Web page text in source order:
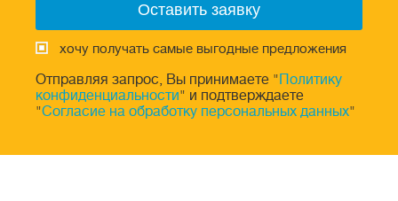
хочу получать самые выгодные предложения
Отправляя запрос, Вы принимаете "Политику
конфиденциальности" и подтверждаете
"Согласие на обработку персональных данных"